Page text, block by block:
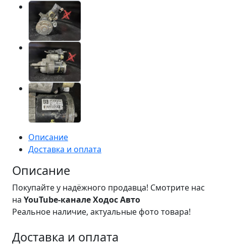
Описание
Доставка и оплата
Описание
Покупайте у надёжного продавца! Смотрите нас
на YouTube-канале Ходос Авто
Реальное наличие, актуальные фото товара!
Доставка и оплата